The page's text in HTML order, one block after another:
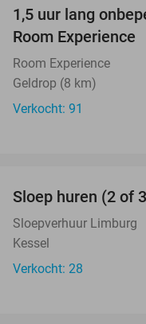
1,5 uur lang
Room Experience
Room Experience
Geldrop (8 km)
Verkocht: 91
NEW
TODAY
Sloep huren (2 of
Sloepverhuur Limburg
Kessel
Verkocht: 28